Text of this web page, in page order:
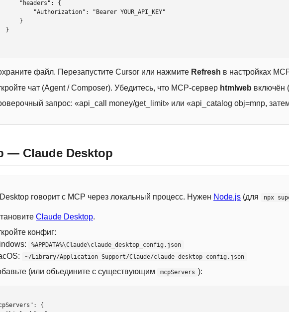
файл. Перезапустите Cursor или нажмите Refresh в настройках
чат (Agent / Composer). Убедитесь, что MCP-сервер htmlweb включён
запрос: «api_call money/get_limit» или «api_catalog obj=mnp,
— Claude Desktop
говорит с MCP через локальный процесс. Нужен Node.js (для npx
Claude Desktop.
конфиг:
%APPDATA%\Claude\claude_desktop_config.json
~/Library/Application Support/Claude/claude_desktop_config.json
(или объедините с существующим mcpServers ):